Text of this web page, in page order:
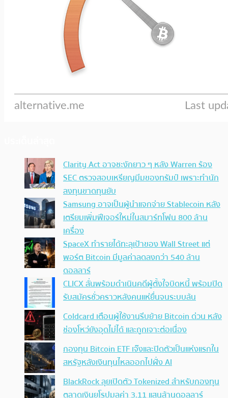
Clarity Act อาจชะงักยาว ๆ หลัง Warren ร้อง
SEC ตรวจสอบเหรียญมีมของทรัมป์ เพราะทำนัก
ลงทุนขาดทุนยับ
Samsung อาจเป็นผู้นำแจกจ่าย Stablecoin หลัง
เตรียมเพิ่มฟีเจอร์ใหม่ในสมาร์ทโฟน 800 ล้าน
เครื่อง
SpaceX ทำรายได้ทะลุเป้าของ Wall Street แต่
พอร์ต Bitcoin มีมูลค่าลดลงกว่า 540 ล้าน
ดอลลาร์
CLICX ลั่นพร้อมดำเนินคดีผู้ตั้งใจบิดหนี้ พร้อมปิด
รับสมัครชั่วคราวหลังคนแห่ยื่นจนระบบล้น
Coldcard เตือนผู้ใช้งานรีบย้าย Bitcoin ด่วน หลัง
ช่องโหว่ยังอุดไม่ได้ และถูกเจาะต่อเนื่อง
กองทุน Bitcoin ETF เจ๊งและปิดตัวเป็นแห่งแรกใน
สหรัฐหลังเงินทุนไหลออกไปฝั่ง AI
BlackRock ลุยเปิดตัว Tokenized สำหรับกองทุน
ตลาดเงินยุโรปมูลค่า 3.11 แสนล้านดอลลาร์